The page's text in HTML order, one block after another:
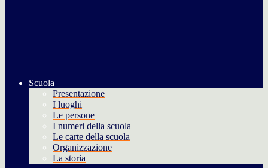
Scuola
Presentazione
I luoghi
Le persone
I numeri della scuola
Le carte della scuola
Organizzazione
La storia